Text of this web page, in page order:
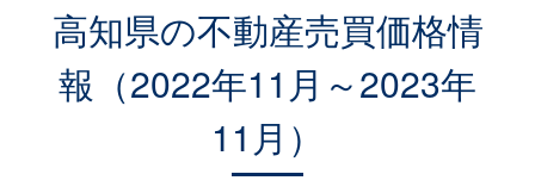
高知県の不動産売買価格情
報（2022年11月～2023年
11月）